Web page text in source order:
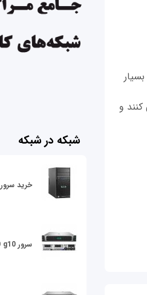
بسیار
و
شبکه در شبکه
خرید سرور hp
سرور dl380 g10